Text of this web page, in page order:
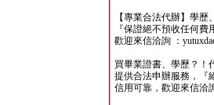
【專業合法代辦】學
『保證絕不預收任何
歡迎來信洽詢 ：
買畢業證書、學歷？！
提供合法申辦服務，『
信用可靠，歡迎來信洽